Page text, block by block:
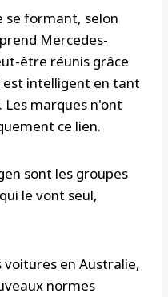
se formant, selon
Mercedes-
être réunis grâce
est intelligent en tant
Les marques n'ont
ce lien.
sont les groupes
le vont seul,
voitures en Australie,
normes